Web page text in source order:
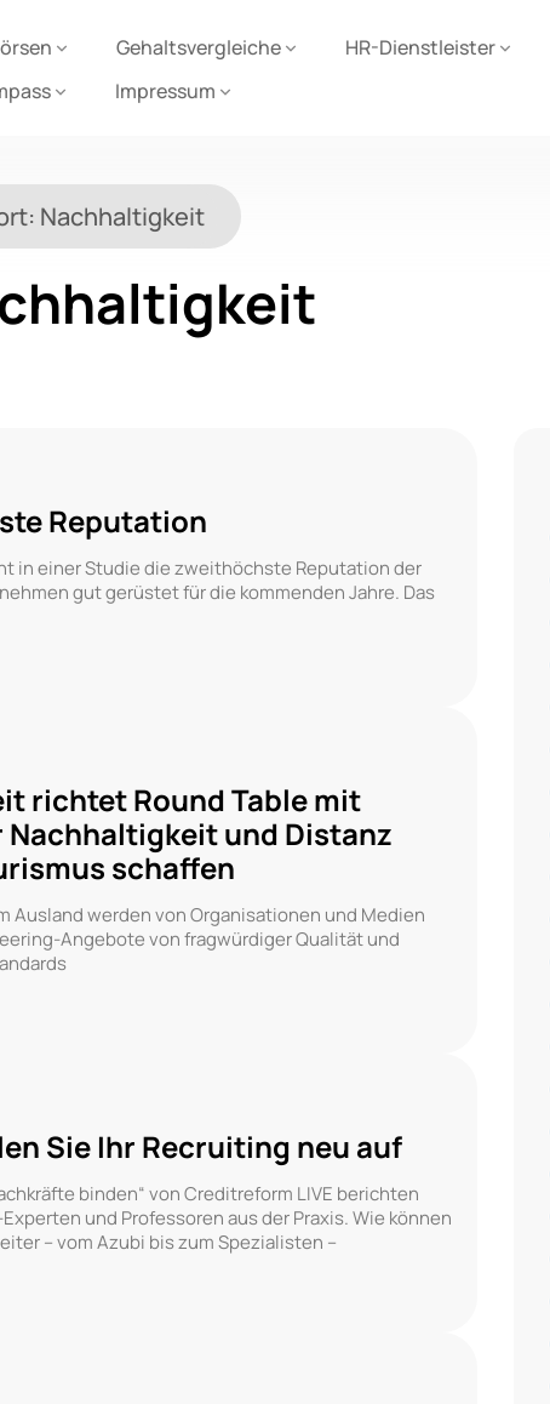
Gehaltsvergleiche HR-Dienstleister
Impressum
Nachhaltigkeit
Reputation
in einer Studie die zweithöchste Reputation der
gut gerüstet für die kommenden Jahre. Das
richtet Round Table mit
und Distanz
schaffen
Ausland werden von Organisationen und Medien
Angebote von fragwürdiger Qualität und
Sie Ihr Recruiting neu auf
binden“ von Creditreform LIVE berichten
und Professoren aus der Praxis. Wie können
– vom Azubi bis zum Spezialisten –